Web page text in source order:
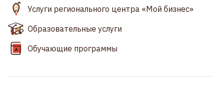
Услуги регионального центра «Мой бизнес»
Образовательные услуги
Обучающие программы